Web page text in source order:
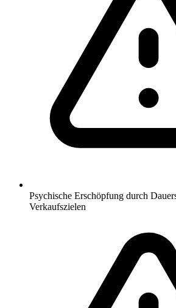
Psychische Erschöpfung durch
Verkaufszielen